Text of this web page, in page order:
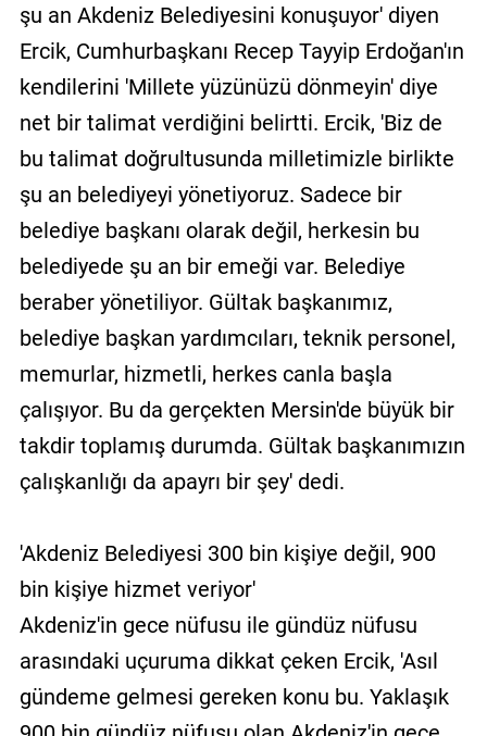
şu an Akdeniz Belediyesini konuşuyor' diyen
Ercik, Cumhurbaşkanı Recep Tayyip Erdoğan'ın
kendilerini 'Millete yüzünüzü dönmeyin' diye
net bir talimat verdiğini belirtti. Ercik, 'Biz de
bu talimat doğrultusunda milletimizle birlikte
şu an belediyeyi yönetiyoruz. Sadece bir
belediye başkanı olarak değil, herkesin bu
belediyede şu an bir emeği var. Belediye
beraber yönetiliyor. Gültak başkanımız,
belediye başkan yardımcıları, teknik personel,
memurlar, hizmetli, herkes canla başla
çalışıyor. Bu da gerçekten Mersin'de büyük bir
takdir toplamış durumda. Gültak başkanımızın
çalışkanlığı da apayrı bir şey' dedi.
'Akdeniz Belediyesi 300 bin kişiye değil, 900
bin kişiye hizmet veriyor'
Akdeniz'in gece nüfusu ile gündüz nüfusu
arasındaki uçuruma dikkat çeken Ercik, 'Asıl
gündeme gelmesi gereken konu bu. Yaklaşık